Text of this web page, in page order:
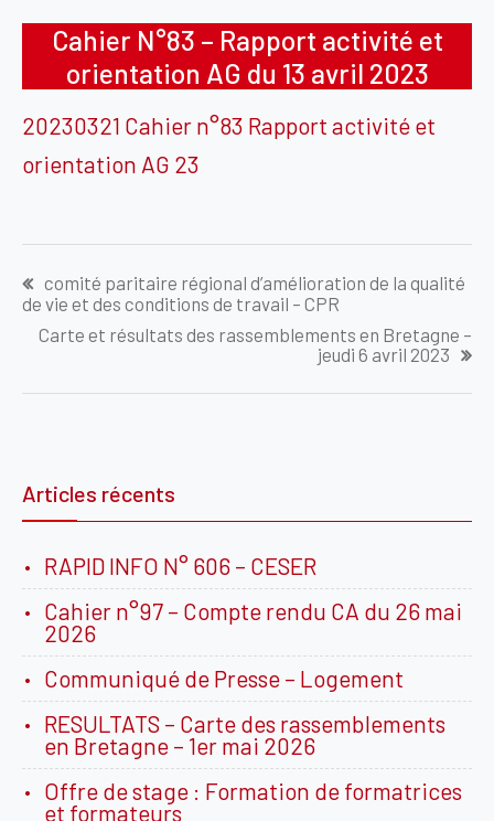
Cahier N°83 – Rapport activité et
orientation AG du 13 avril 2023
20230321 Cahier n°83 Rapport activité et
orientation AG 23
de
l’article
comité paritaire régional d’amélioration de la qualité
de vie et des conditions de travail – CPR
Carte et résultats des rassemblements en Bretagne –
jeudi 6 avril 2023
Articles récents
RAPID INFO N° 606 – CESER
Cahier n°97 – Compte rendu CA du 26 mai
2026
Communiqué de Presse – Logement
RESULTATS – Carte des rassemblements
en Bretagne – 1er mai 2026
Offre de stage : Formation de formatrices
et formateurs